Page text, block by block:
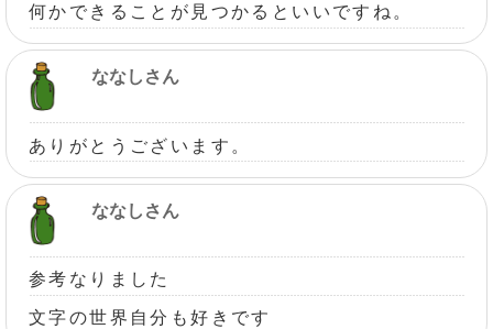
何かできることが見つかるといいですね。
ななしさん
ありがとうございます。
ななしさん
参考なりました
文字の世界自分も好きです